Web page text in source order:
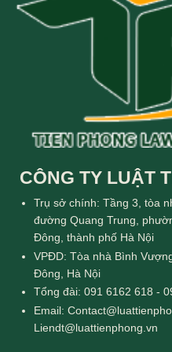
CÔNG TY LUẬT
Trụ sở chính: Tầng 3, tòa
đường Quang Trung,
Đông, thành phố Hà Nội
VPĐD: Tòa nhà Bình
Đông, Hà Nội
Tổng đài: 091 6162 618 -
Email:
Liendt@luattienphong.vn